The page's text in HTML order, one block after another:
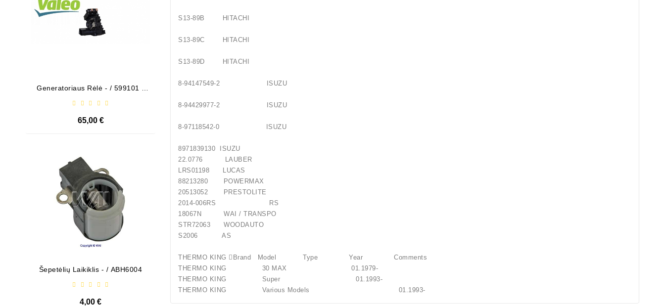
Generatoriaus Rėlė - / 599101 (
65,00 €
Šepetėlių Laikiklis - / ABH6004
4,00 €
Bendeksas / 1006209661
Išparduota
Diodų Plokštė / 131505
10,00 €
S13-89B HITACHI
S13-89C HITACHI
S13-89D HITACHI
8-94147549-2 ISUZU
8-94429977-2 ISUZU
8-97118542-0 ISUZU
8971839130 ISUZU
22.0776 LAUBER
LRS01198 LUCAS
88213280 POWERMAX
20513052 PRESTOLITE
2014-006RS RS
18067N WAI / TRANSPO
STR72063 WOODAUTO
S2006 AS
THERMO KING Brand Model Type Year Comments
THERMO KING 30 MAX 01.1979-
THERMO KING Super 01.1993-
THERMO KING Various Models 01.1993-